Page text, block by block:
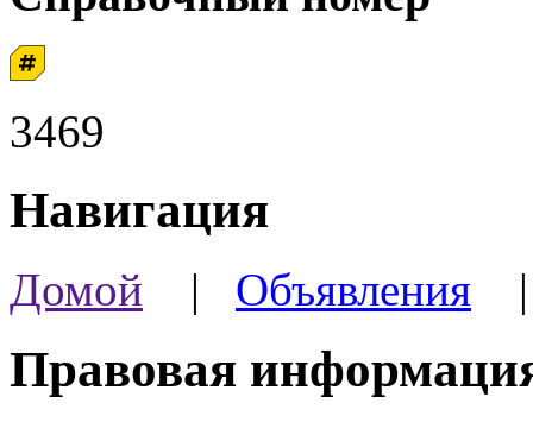
3469
Навигация
Домой | Объявления
Правовая